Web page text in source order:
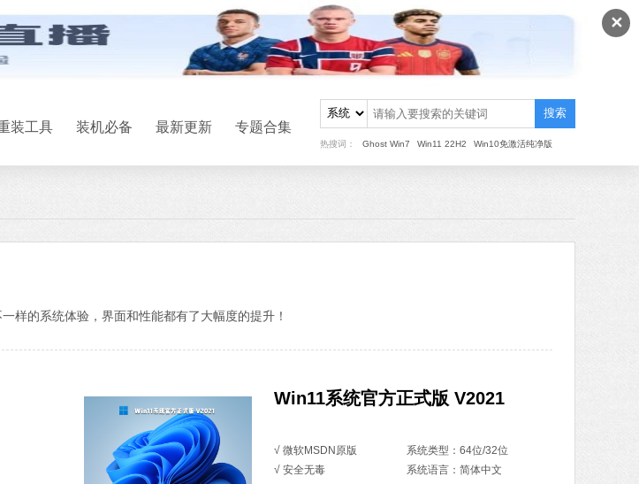
✕
装工具 装机必备 最新更新 专题合集
搜索
热搜词： Ghost Win7 Win11 22H2 Win10免激活纯净版
样的系统体验，界面和性能都有了大幅度的提升！
Win11系统官方正式版 V2021
√ 微软MSDN原版
系统类型：64位/32位
√ 安全无毒
系统语言：简体中文